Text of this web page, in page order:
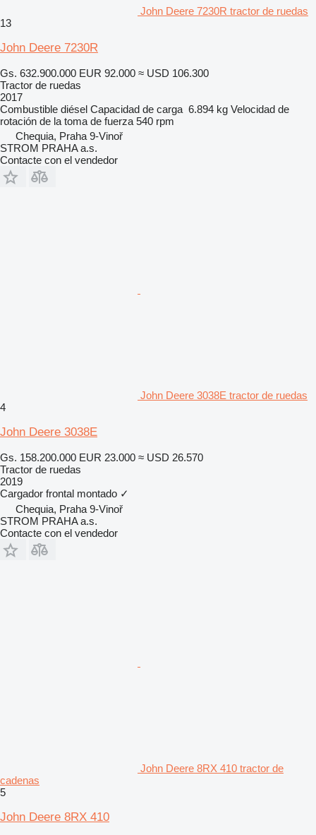
John Deere 7230R tractor de ruedas
13
John Deere 7230R
Gs. 632.900.000 EUR 92.000 ≈ USD 106.300
Tractor de ruedas
2017
Combustible diésel Capacidad de carga 6.894 kg Velocidad de
rotación de la toma de fuerza 540 rpm
Chequia, Praha 9-Vinoř
STROM PRAHA a.s.
Contacte con el vendedor
John Deere 3038E tractor de ruedas
4
John Deere 3038E
Gs. 158.200.000 EUR 23.000 ≈ USD 26.570
Tractor de ruedas
2019
Cargador frontal montado ✓
Chequia, Praha 9-Vinoř
STROM PRAHA a.s.
Contacte con el vendedor
John Deere 8RX 410 tractor de
cadenas
5
John Deere 8RX 410